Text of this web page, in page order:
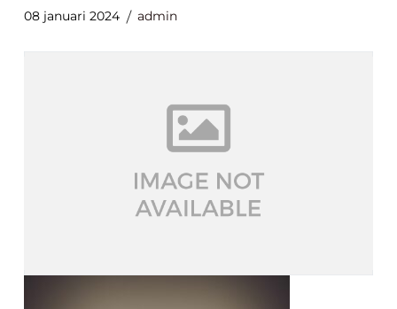
08 januari 2024 admin